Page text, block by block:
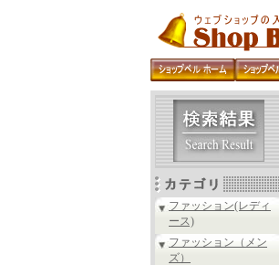
ファッション(レディ
ース)
ファッション（メン
ズ）